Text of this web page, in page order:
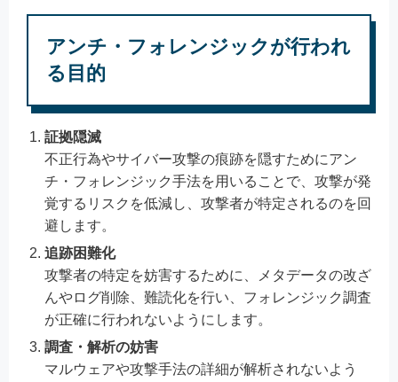
アンチ・フォレンジックが行われ
る目的
証拠隠滅
不正行為やサイバー攻撃の痕跡を隠すためにアン
チ・フォレンジック手法を用いることで、攻撃が発
覚するリスクを低減し、攻撃者が特定されるのを回
避します。
追跡困難化
攻撃者の特定を妨害するために、メタデータの改ざ
んやログ削除、難読化を行い、フォレンジック調査
が正確に行われないようにします。
調査・解析の妨害
マルウェアや攻撃手法の詳細が解析されないよう